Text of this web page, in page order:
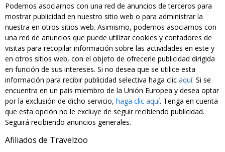
Podemos asociarnos con una red de anuncios de terceros para
mostrar publicidad en nuestro sitio web o para administrar la
nuestra en otros sitios web. Asimismo, podemos asociarnos con
una red de anuncios que puede utilizar cookies y contadores de
visitas para recopilar información sobre las actividades en este y
en otros sitios web, con el objeto de ofrecerle publicidad dirigida
en función de sus intereses. Si no desea que se utilice esta
información para recibir publicidad selectiva haga clic aquí. Si se
encuentra en un país miembro de la Unión Europea y desea optar
por la exclusión de dicho servicio, haga clic aquí. Tenga en cuenta
que esta opción no le excluye de seguir recibiendo publicidad.
Seguirá recibiendo anuncios generales.
Afiliados de Travelzoo